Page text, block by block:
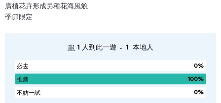
廣植花卉形成另種花海風貌
季節限定
1 人到此一遊 . 1 本地人
必去
0%
推薦
100%
不妨一試
0%